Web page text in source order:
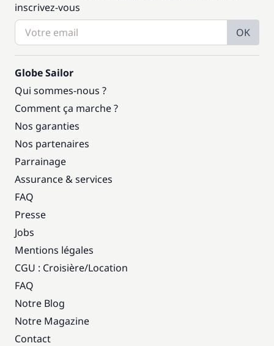
inscrivez-vous
OK
Globe Sailor
Qui sommes-nous ?
Comment ça marche ?
Nos garanties
Nos partenaires
Parrainage
Assurance & services
FAQ
Presse
Jobs
Mentions légales
CGU : Croisière/Location
FAQ
Notre Blog
Notre Magazine
Contact